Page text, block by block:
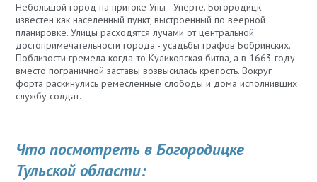
Небольшой город на притоке Упы - Упёрте. Богородицк
известен как населенный пункт, выстроенный по веерной
планировке. Улицы расходятся лучами от центральной
достопримечательности города - усадьбы графов Бобринских.
Поблизости гремела когда-то Куликовская битва, а в 1663 году
вместо пограничной заставы возвысилась крепость. Вокруг
форта раскинулись ремесленные слободы и дома исполнивших
службу солдат.
Что посмотреть в Богородицке
Тульской области: